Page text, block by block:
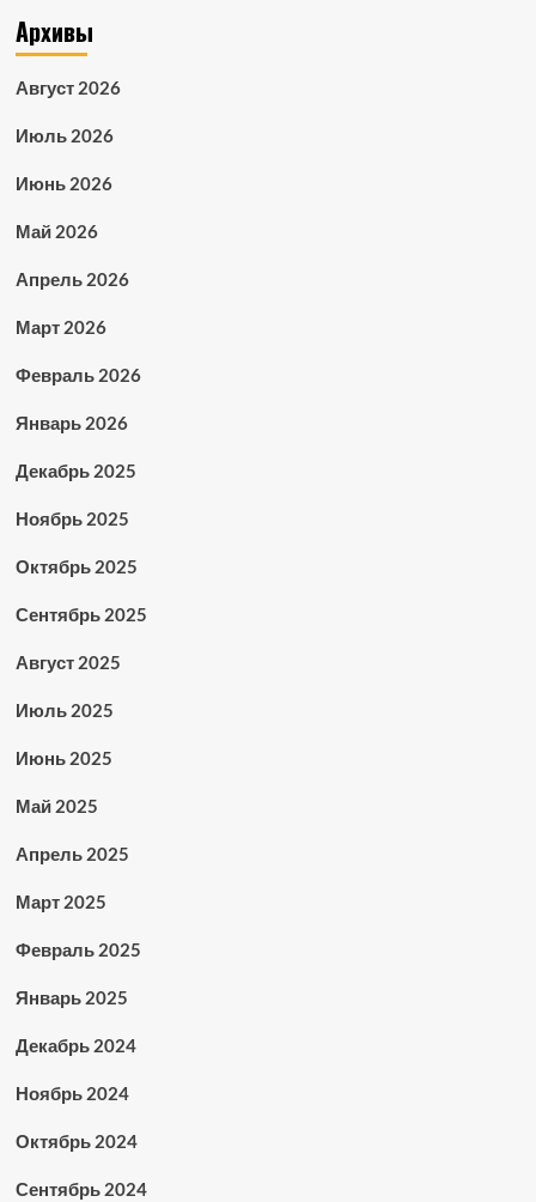
Архивы
Август 2026
Июль 2026
Июнь 2026
Май 2026
Апрель 2026
Март 2026
Февраль 2026
Январь 2026
Декабрь 2025
Ноябрь 2025
Октябрь 2025
Сентябрь 2025
Август 2025
Июль 2025
Июнь 2025
Май 2025
Апрель 2025
Март 2025
Февраль 2025
Январь 2025
Декабрь 2024
Ноябрь 2024
Октябрь 2024
Сентябрь 2024